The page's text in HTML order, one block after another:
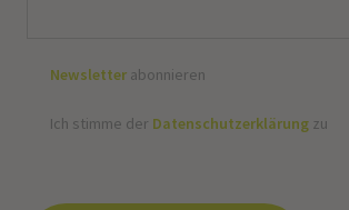
Newsletterabonnieren
Ich stimme der Datenschutzerklärungzu